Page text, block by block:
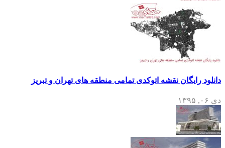
دانلود رایگان نقشه اتوکدی تمامی منطقه های تهران و تبریز
دی ۰۶, ۱۳۹۵